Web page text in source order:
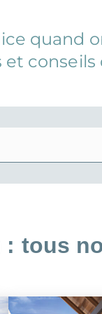
quand
conseils
: tous